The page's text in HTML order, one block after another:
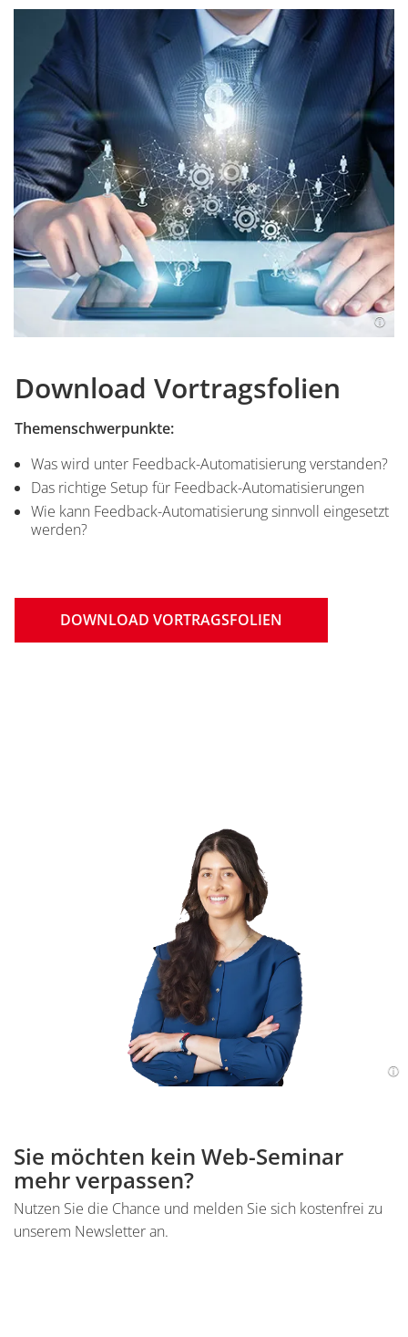
Download Vortragsfolien
Themenschwerpunkte:
Was wird unter Feedback-Automatisierung verstanden?
Das richtige Setup für Feedback-Automatisierungen
Wie kann Feedback-Automatisierung sinnvoll eingesetzt
werden?
DOWNLOAD VORTRAGSFOLIEN
Sie möchten kein Web-Seminar
mehr verpassen?
Nutzen Sie die Chance und melden Sie sich kostenfrei zu
unserem Newsletter an.